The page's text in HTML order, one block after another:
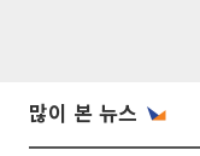
많이 본 뉴스